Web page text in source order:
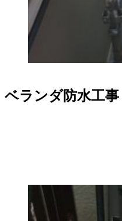
ベランダ防水工事